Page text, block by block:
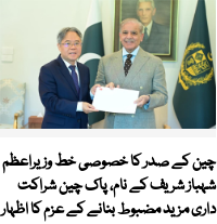
چین کے صدر کا خصوصی خط وزیراعظم
شہباز شریف کے نام، پاک چین شراکت
داری مزید مضبوط بنانے کے عزم کا اظہار